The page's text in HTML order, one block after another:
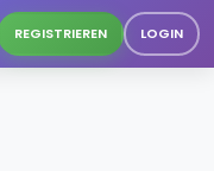
REGISTRIEREN LOGIN